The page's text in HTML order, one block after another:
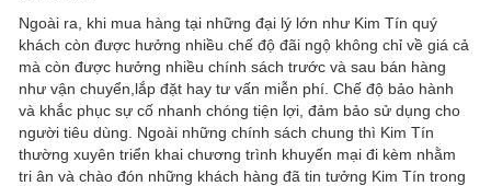
Ngoài ra, khi mua hàng tại những đại lý lớn như Kim Tín quý
khách còn được hưởng nhiều chế độ đãi ngộ không chỉ về giá cả
mà còn được hưởng nhiều chính sách trước và sau bán hàng
như vận chuyển,lắp đặt hay tư vấn miễn phí. Chế độ bảo hành
và khắc phục sự cố nhanh chóng tiện lợi, đảm bảo sử dụng cho
người tiêu dùng. Ngoài những chính sách chung thì Kim Tín
thường xuyên triển khai chương trình khuyến mại đi kèm nhằm
tri ân và chào đón những khách hàng đã tin tưởng Kim Tín trong